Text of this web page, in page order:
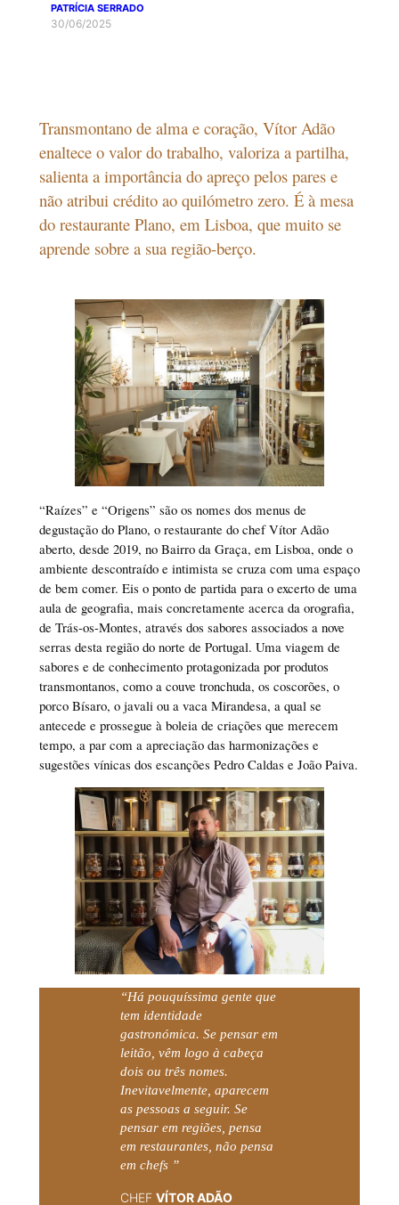
PATRÍCIA SERRADO
30/06/2025
Transmontano de alma e coração, Vítor Adão
enaltece o valor do trabalho, valoriza a partilha,
salienta a importância do apreço pelos pares e
não atribui crédito ao quilómetro zero. É à mesa
do restaurante Plano, em Lisboa, que muito se
aprende sobre a sua região-berço.
“Raízes” e “Origens” são os nomes dos menus de
degustação do Plano, o restaurante do chef Vítor Adão
aberto, desde 2019, no Bairro da Graça, em Lisboa, onde o
ambiente descontraído e intimista se cruza com uma espaço
de bem comer. Eis o ponto de partida para o excerto de uma
aula de geografia, mais concretamente acerca da orografia,
de Trás-os-Montes, através dos sabores associados a nove
serras desta região do norte de Portugal. Uma viagem de
sabores e de conhecimento protagonizada por produtos
transmontanos, como a couve tronchuda, os coscorões, o
porco Bísaro, o javali ou a vaca Mirandesa, a qual se
antecede e prossegue à boleia de criações que merecem
tempo, a par com a apreciação das harmonizações e
sugestões vínicas dos escanções Pedro Caldas e João Paiva.
“Há pouquíssima gente que
tem identidade
gastronómica. Se pensar em
leitão, vêm logo à cabeça
dois ou três nomes.
Inevitavelmente, aparecem
as pessoas a seguir. Se
pensar em regiões, pensa
em restaurantes, não pensa
em chefs ”
CHEFVÍTOR ADÃO